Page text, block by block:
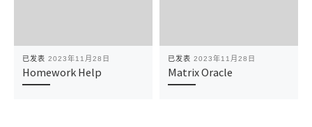
已发表 2023年11月28日
Homework Help
已发表 2023年11月28日
Matrix Oracle